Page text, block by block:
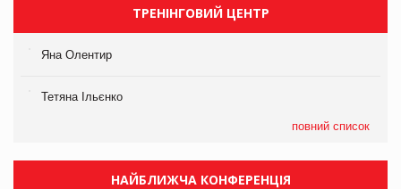
ТРЕНІНГОВИЙ ЦЕНТР
Яна Олентир
Тетяна Ільєнко
повний список
НАЙБЛИЖЧА КОНФЕРЕНЦІЯ